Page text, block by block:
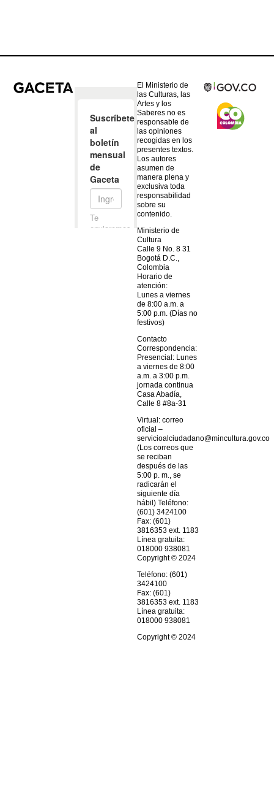
El Ministerio de
las Culturas, las
Artes y los
Saberes no es
responsable de
las opiniones
recogidas en los
presentes textos.
Los autores
asumen de
manera plena y
exclusiva toda
responsabilidad
sobre su
contenido.
Ministerio de
Cultura
Calle 9 No. 8 31
Bogotá D.C.,
Colombia
Horario de
atención:
Lunes a viernes
de 8:00 a.m. a
5:00 p.m. (Días no
festivos)
Contacto
Correspondencia:
Presencial: Lunes
a viernes de 8:00
a.m. a 3:00 p.m.
jornada continua
Casa Abadía,
Calle 8 #8a-31
Virtual: correo
oficial –
servicioalciudadano@mincultura.gov.co
(Los correos que
se reciban
después de las
5:00 p. m., se
radicarán el
siguiente día
hábil) Teléfono:
(601) 3424100
Fax: (601)
3816353 ext. 1183
Línea gratuita:
018000 938081
Copyright © 2024
Teléfono: (601)
3424100
Fax: (601)
3816353 ext. 1183
Línea gratuita:
018000 938081
Copyright © 2024